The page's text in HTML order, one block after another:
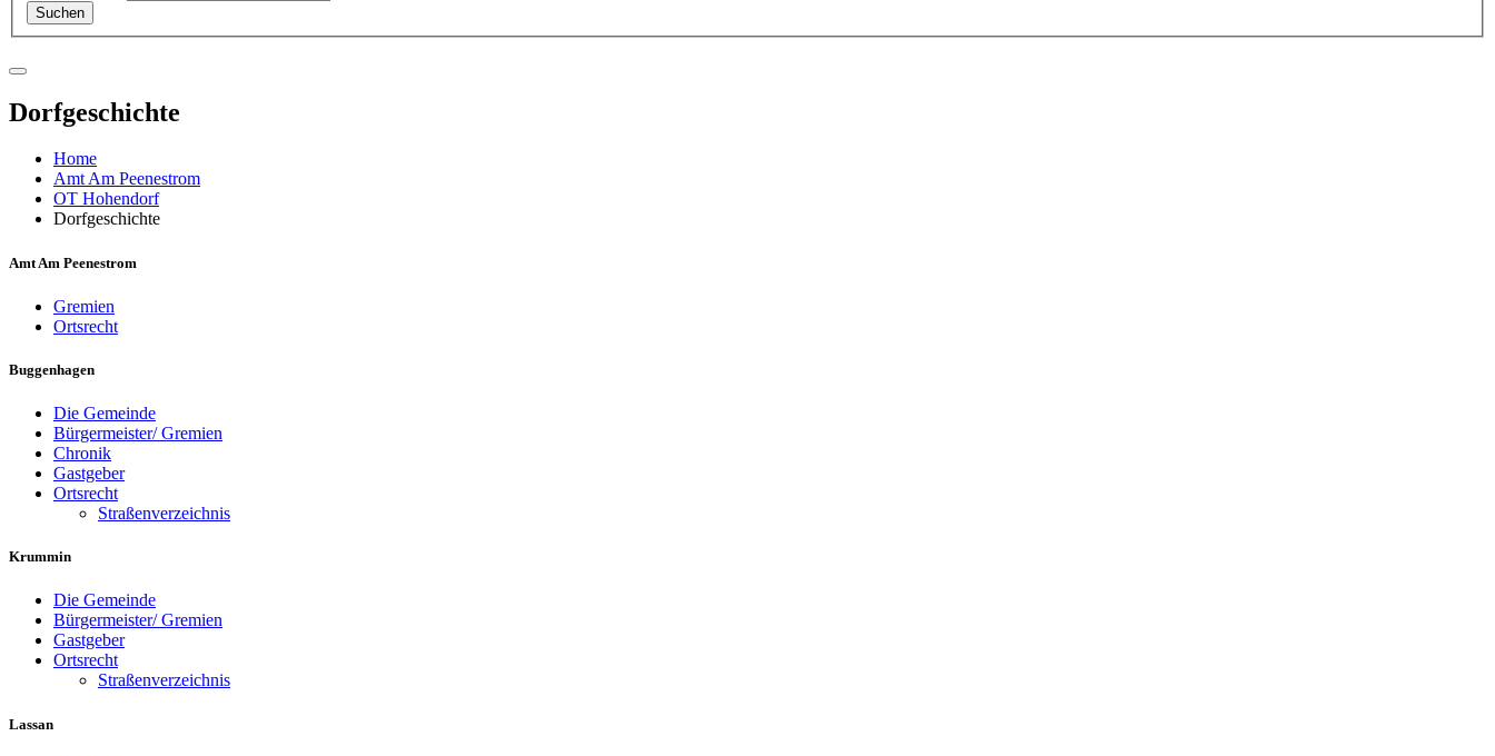
Dorfgeschichte
Home
Amt Am Peenestrom
OT Hohendorf
Dorfgeschichte
Amt Am Peenestrom
Gremien
Ortsrecht
Buggenhagen
Die Gemeinde
Bürgermeister/ Gremien
Chronik
Gastgeber
Ortsrecht
Straßenverzeichnis
Krummin
Die Gemeinde
Bürgermeister/ Gremien
Gastgeber
Ortsrecht
Straßenverzeichnis
Lassan